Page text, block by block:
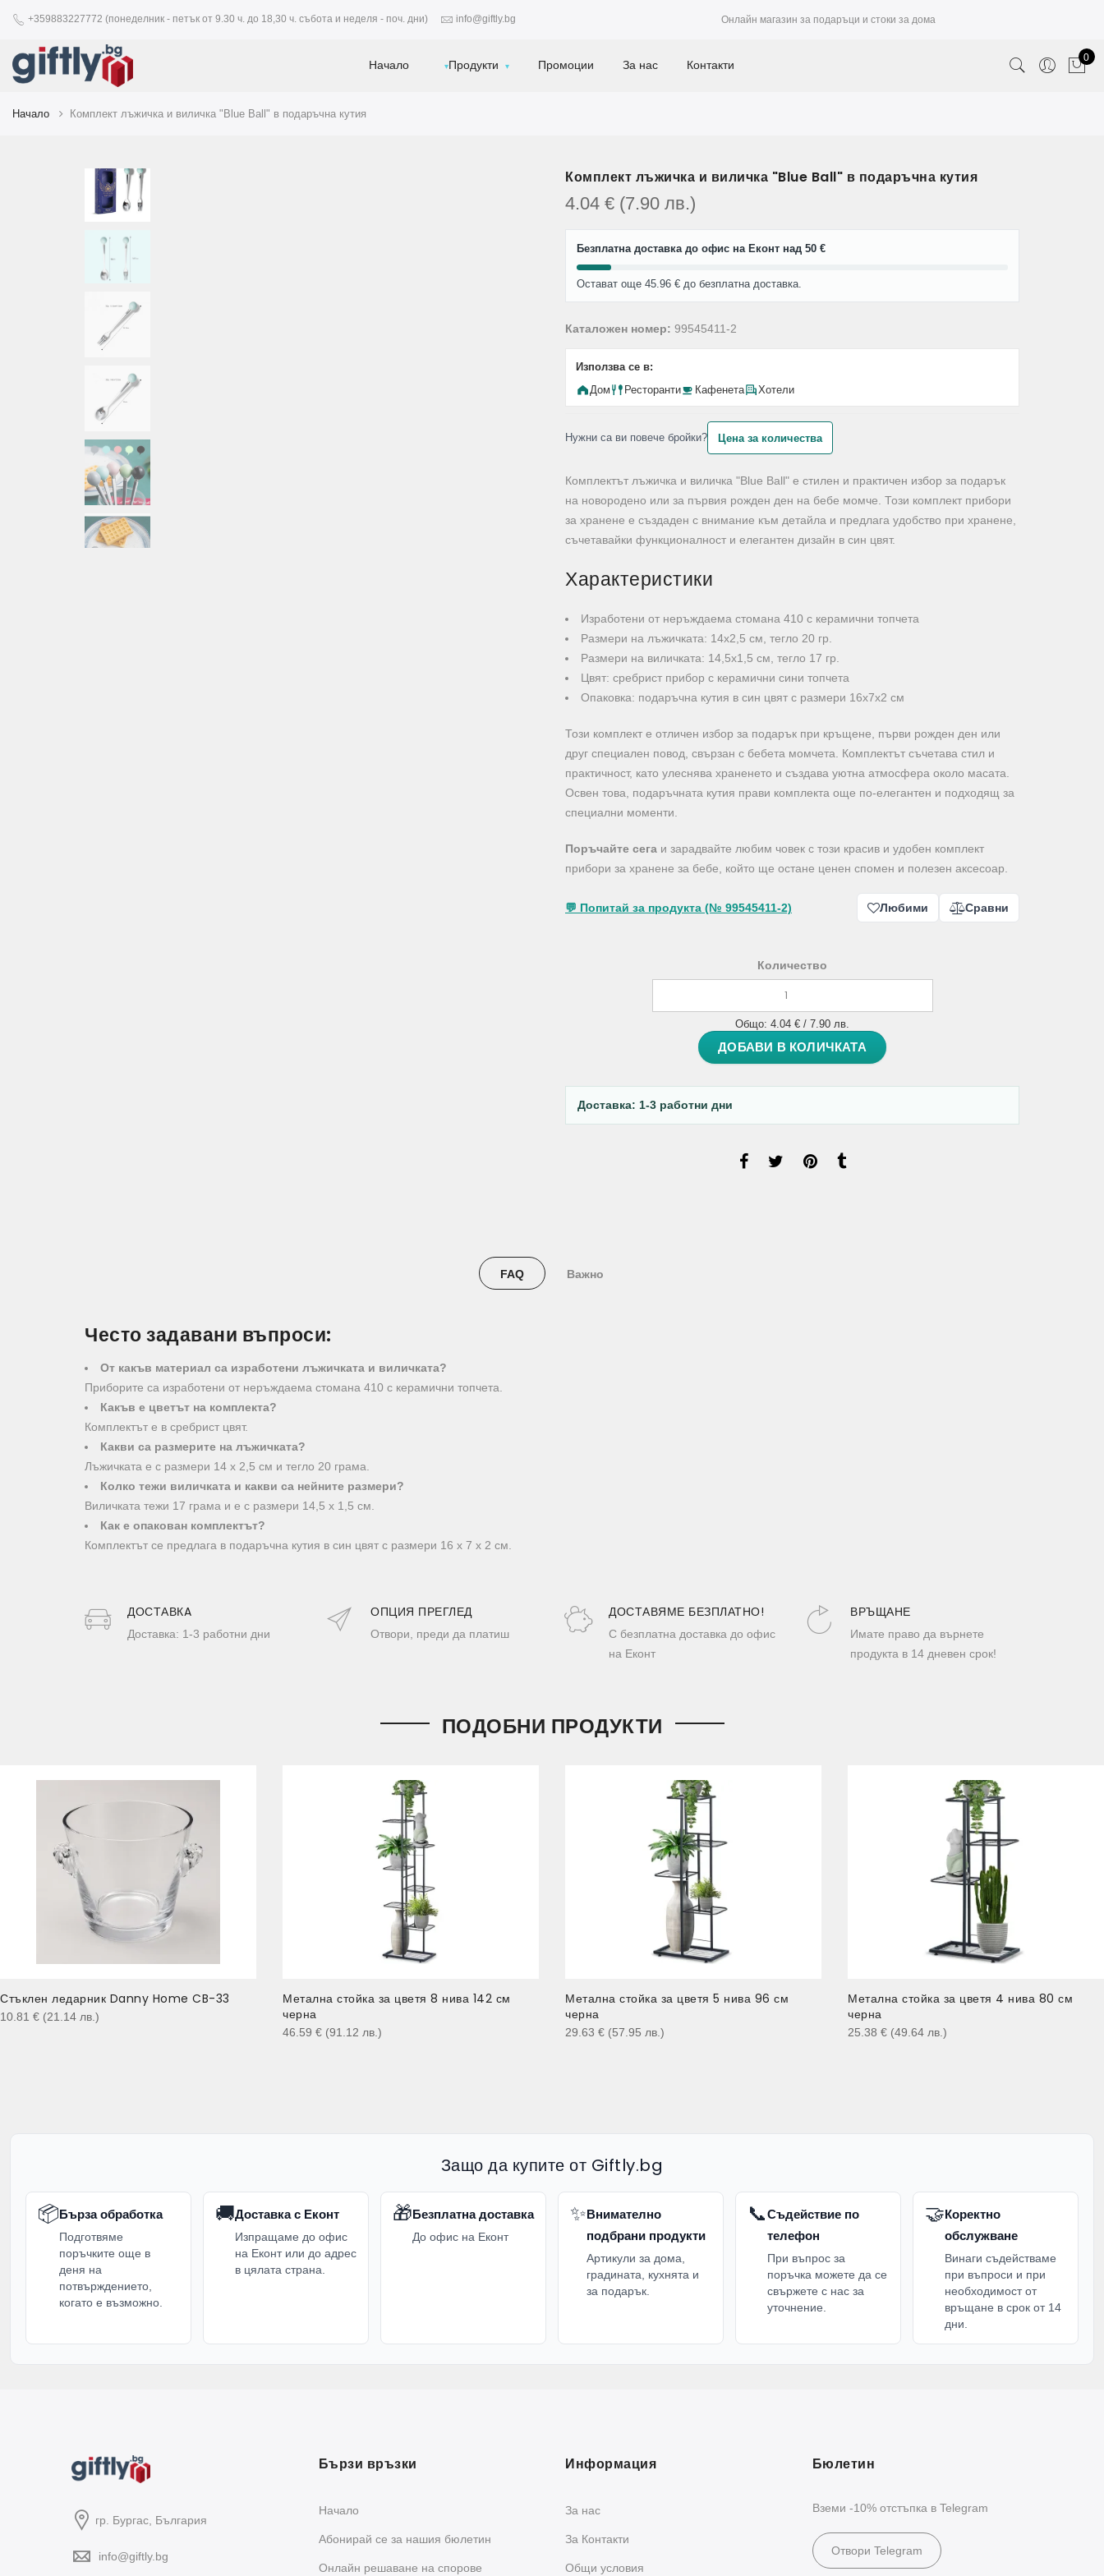
+359883227772 (понеделник - петък от 9.30 ч. до 18,30 ч. събота и неделя - поч. дни) info@giftly.bg Онлайн магазин за подаръци и стоки за дома
Начало Продукти Промоции За нас Контакти 0
Начало Комплект лъжичка и виличка "Blue Ball" в подаръчна кутия
Комплект лъжичка и виличка "Blue Ball" в подаръчна кутия
4.04 € (7.90 лв.)
Безплатна доставка до офис на Еконт над 50 €
Остават още 45.96 € до безплатна доставка.
Каталожен номер: 99545411-2
Използва се в:
Дом
Ресторанти Кафенета Хотели
Нужни са ви повече бройки? Цена за количества
Комплектът лъжичка и виличка "Blue Ball" е стилен и практичен избор за подарък
на новородено или за първия рожден ден на бебе момче. Този комплект прибори
за хранене е създаден с внимание към детайла и предлага удобство при хранене,
съчетавайки функционалност и елегантен дизайн в син цвят.
Характеристики
Изработени от неръждаема стомана 410 с керамични топчета
Размери на лъжичката: 14х2,5 см, тегло 20 гр.
Размери на виличката: 14,5х1,5 см, тегло 17 гр.
Цвят: сребрист прибор с керамични сини топчета
Опаковка: подаръчна кутия в син цвят с размери 16х7х2 см
Този комплект е отличен избор за подарък при кръщене, първи рожден ден или
друг специален повод, свързан с бебета момчета. Комплектът съчетава стил и
практичност, като улеснява храненето и създава уютна атмосфера около масата.
Освен това, подаръчната кутия прави комплекта още по-елегантен и подходящ за
специални моменти.
Поръчайте сега и зарадвайте любим човек с този красив и удобен комплект
прибори за хранене за бебе, който ще остане ценен спомен и полезен аксесоар.
💬 Попитай за продукта (№ 99545411-2) Любими Сравни
Количество
Общо: 4.04 € / 7.90 лв.
ДОБАВИ В КОЛИЧКАТА
Доставка: 1-3 работни дни
FAQ Важно
Често задавани въпроси:
От какъв материал са изработени лъжичката и виличката?
Приборите са изработени от неръждаема стомана 410 с керамични топчета.
Какъв е цветът на комплекта?
Комплектът е в сребрист цвят.
Какви са размерите на лъжичката?
Лъжичката е с размери 14 х 2,5 см и тегло 20 грама.
Колко тежи виличката и какви са нейните размери?
Виличката тежи 17 грама и е с размери 14,5 х 1,5 см.
Как е опакован комплектът?
Комплектът се предлага в подаръчна кутия в син цвят с размери 16 х 7 х 2 см.
ДОСТАВКA
Доставка: 1-3 работни дни
ОПЦИЯ ПРЕГЛЕД
Отвори, преди да платиш
ДОСТАВЯМЕ БЕЗПЛАТНО!
С безплатна доставка до офис
на Еконт
ВРЪЩАНЕ
Имате право да върнете
продукта в 14 дневен срок!
ПОДОБНИ ПРОДУКТИ
Стъклен ледарник Danny Home CB-33
10.81 € (21.14 лв. )
Метална стойка за цветя 8 нива 142 см
черна
46.59 € (91.12 лв. )
Метална стойка за цветя 5 нива 96 см
черна
29.63 € (57.95 лв. )
Метална стойка за цветя 4 нива 80 см
черна
25.38 € (49.64 лв. )
Защо да купите от Giftly.bg
📦Бърза обработка
Подготвяме
поръчките още в
деня на
потвърждението,
когато е възможно.
🚚Доставка с Еконт
Изпращаме до офис
на Еконт или до адрес
в цялата страна.
🎁Безплатна доставка
До офис на Еконт
✨Внимателно
подбрани продукти
Артикули за дома,
градината, кухнята и
за подарък.
📞Съдействие по
телефон
При въпрос за
поръчка можете да се
свържете с нас за
уточнение.
🤝Коректно
обслужване
Винаги съдействаме
при въпроси и при
необходимост от
връщане в срок от 14
дни.
гр. Бургас, България
info@giftly.bg
Бързи връзки
Начало
Абонирай се за нашия бюлетин
Oнлайн решаване на спорове
Информация
За нас
За Контакти
Общи условия
Бюлетин
Вземи -10% отстъпка в Telegram
Отвори Telegram